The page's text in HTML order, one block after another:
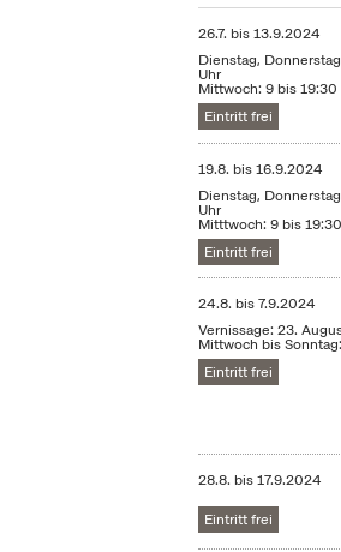
26.7. bis13.9.2024
Dienstag,
Uhr
Mittwoch: 9 bis 19:30
Eintritt frei
19.8. bis16.9.2024
Dienstag,
Uhr
Mitttwoch: 9 bis
Eintritt frei
24.8. bis7.9.2024
Vernissage: 23.
Mittwoch bis
Eintritt frei
28.8. bis17.9.2024
Eintritt frei